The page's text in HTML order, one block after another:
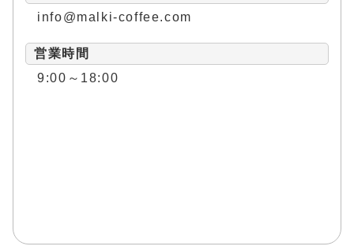
info@malki-coffee.com
営業時間
9:00～18:00